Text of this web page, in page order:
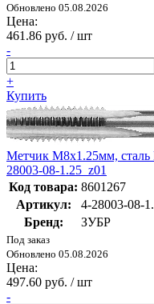
Обновлено 05.08.2026
Цена:
461.86 руб. / шт
-
+
Купить
Метчик М8x1.25мм,
28003-08-1.25_z01
Код товара: 8601267
Артикул:
4-28003-08-
Бренд:
ЗУБР
Под заказ
Обновлено 05.08.2026
Цена:
497.60 руб. / шт
-